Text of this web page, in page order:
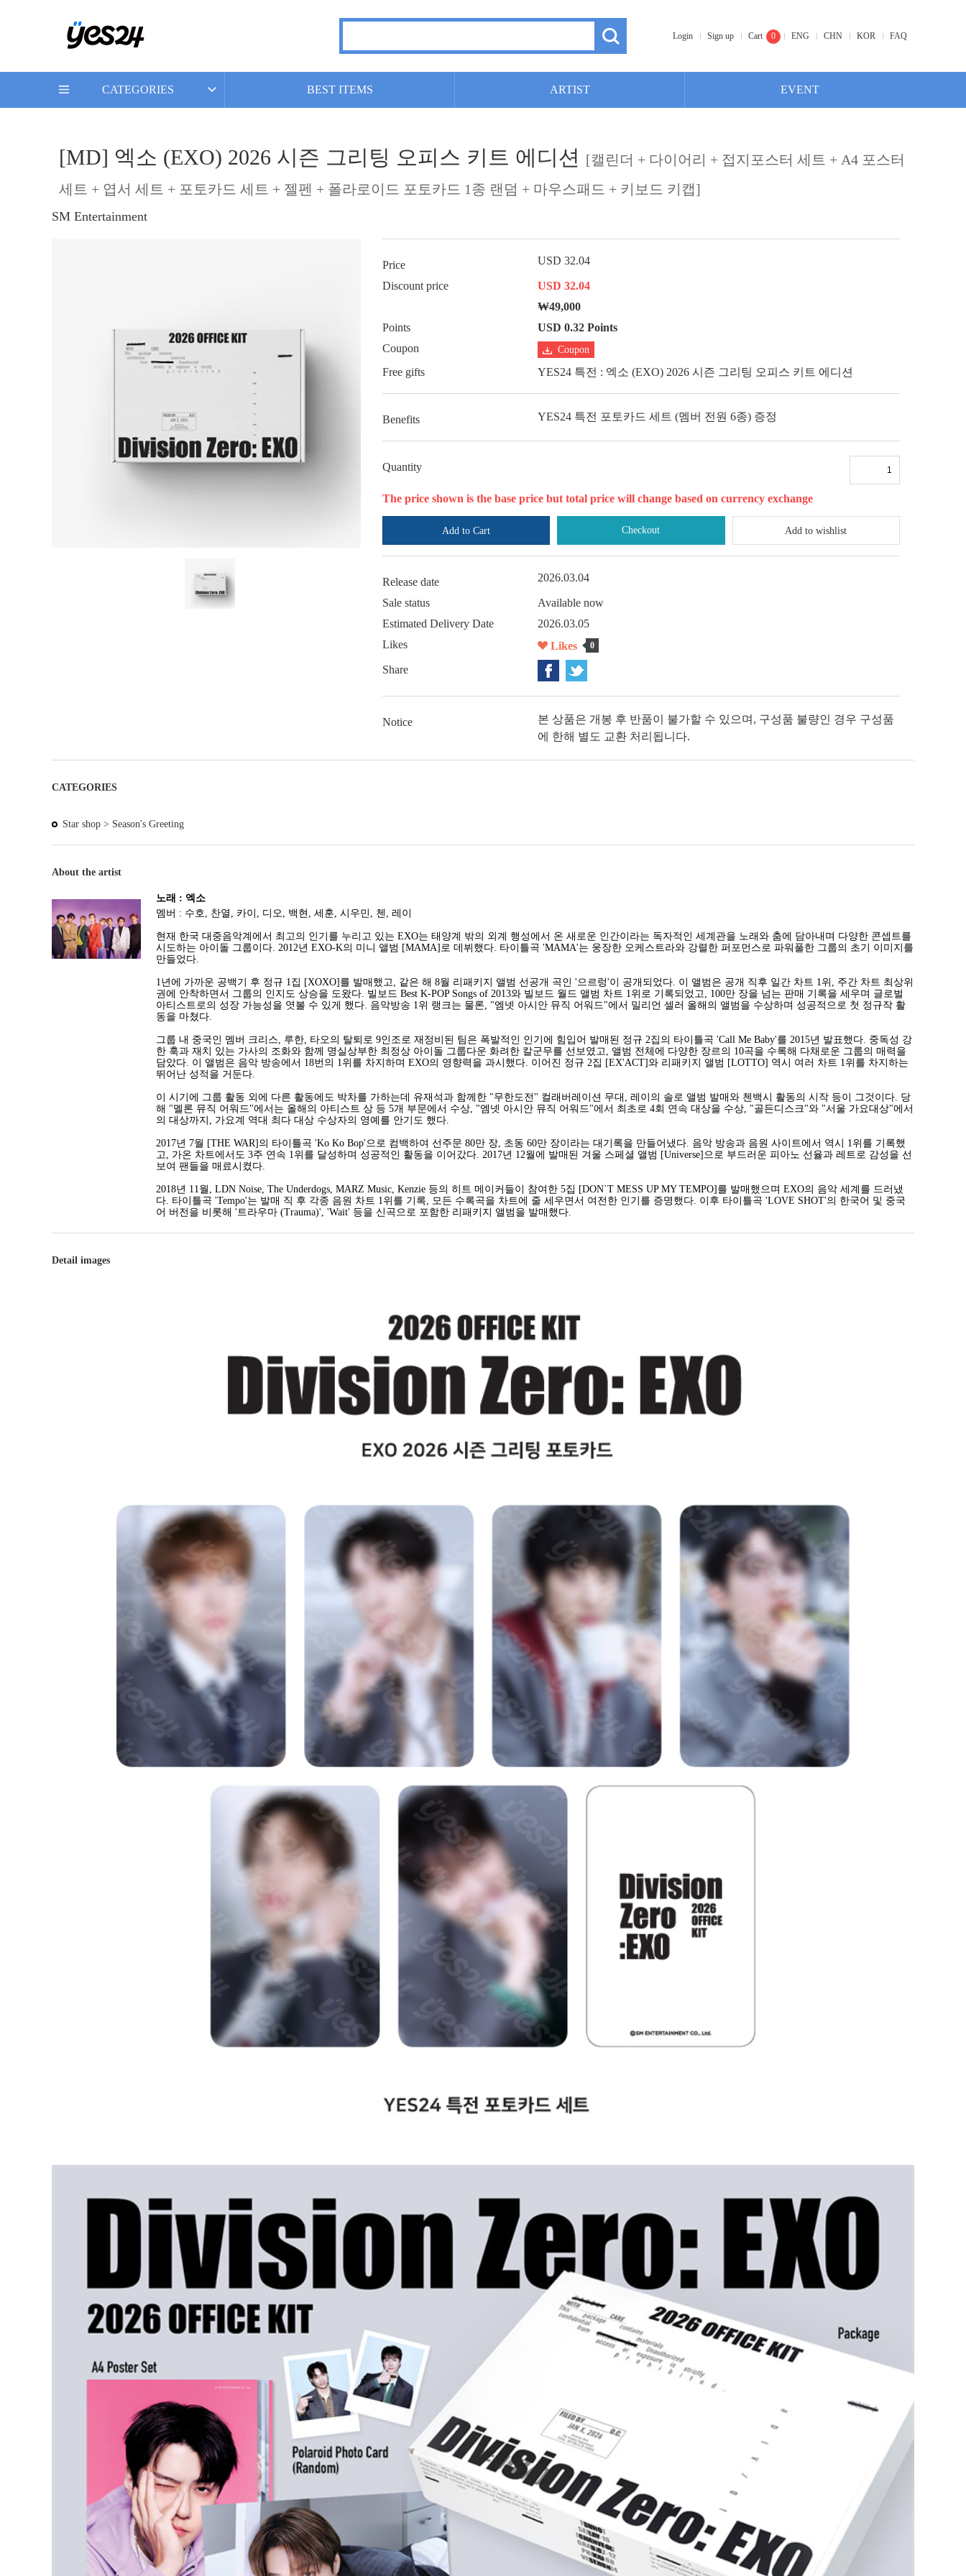
Login Sign up Cart 0 ENG CHN KOR FAQ
CATEGORIES BEST ITEMS ARTIST EVENT
[MD] 엑소 (EXO) 2026 시즌 그리팅 오피스 키트 에디션 [캘린더 + 다이어리 + 접지포스터 세트 + A4 포스터
세트 + 엽서 세트 + 포토카드 세트 + 젤펜 + 폴라로이드 포토카드 1종 랜덤 + 마우스패드 + 키보드 키캡]
SM Entertainment
Price USD 32.04
Discount price
USD 32.04
₩49,000
Points
USD 0.32 Points
Coupon
Coupon
Free gifts YES24 특전 : 엑소 (EXO) 2026 시즌 그리팅 오피스 키트 에디션
Benefits YES24 특전 포토카드 세트 (멤버 전원 6종) 증정
Quantity
The price shown is the base price but total price will change based on currency exchange
Add to Cart Checkout Add to wishlist
Release date 2026.03.04
Sale status
Available now
Estimated Delivery Date
2026.03.05
Likes
Likes 0
Share
Notice
본 상품은 개봉 후 반품이 불가할 수 있으며, 구성품 불량인 경우 구성품
에 한해 별도 교환 처리됩니다.
CATEGORIES
Star shop > Season's Greeting
About the artist
노래 : 엑소
멤버 : 수호, 찬열, 카이, 디오, 백현, 세훈, 시우민, 첸, 레이
현재 한국 대중음악계에서 최고의 인기를 누리고 있는 EXO는 태양계 밖의 외계 행성에서 온 새로운 인간이라는 독자적인 세계관을 노래와 춤에 담아내며 다양한 콘셉트를
시도하는 아이돌 그룹이다. 2012년 EXO-K의 미니 앨범 [MAMA]로 데뷔했다. 타이틀곡 'MAMA'는 웅장한 오케스트라와 강렬한 퍼포먼스로 파워풀한 그룹의 초기 이미지를
만들었다.
1년에 가까운 공백기 후 정규 1집 [XOXO]를 발매했고, 같은 해 8월 리패키지 앨범 선공개 곡인 '으르렁'이 공개되었다. 이 앨범은 공개 직후 일간 차트 1위, 주간 차트 최상위
권에 안착하면서 그룹의 인지도 상승을 도왔다. 빌보드 Best K-POP Songs of 2013와 빌보드 월드 앨범 차트 1위로 기록되었고, 100만 장을 넘는 판매 기록을 세우며 글로벌
아티스트로의 성장 가능성을 엿볼 수 있게 했다. 음악방송 1위 랭크는 물론, "엠넷 아시안 뮤직 어워드"에서 밀리언 셀러 올해의 앨범을 수상하며 성공적으로 첫 정규작 활
동을 마쳤다.
그룹 내 중국인 멤버 크리스, 루한, 타오의 탈퇴로 9인조로 재정비된 팀은 폭발적인 인기에 힘입어 발매된 정규 2집의 타이틀곡 'Call Me Baby'를 2015년 발표했다. 중독성 강
한 훅과 재치 있는 가사의 조화와 함께 명실상부한 최정상 아이돌 그룹다운 화려한 칼군무를 선보였고, 앨범 전체에 다양한 장르의 10곡을 수록해 다채로운 그룹의 매력을
담았다. 이 앨범은 음악 방송에서 18번의 1위를 차지하며 EXO의 영향력을 과시했다. 이어진 정규 2집 [EX'ACT]와 리패키지 앨범 [LOTTO] 역시 여러 차트 1위를 차지하는
뛰어난 성적을 거둔다.
이 시기에 그룹 활동 외에 다른 활동에도 박차를 가하는데 유재석과 함께한 "무한도전" 컬래버레이션 무대, 레이의 솔로 앨범 발매와 첸백시 활동의 시작 등이 그것이다. 당
해 "멜론 뮤직 어워드"에서는 올해의 아티스트 상 등 5개 부문에서 수상, "엠넷 아시안 뮤직 어워드"에서 최초로 4회 연속 대상을 수상, "골든디스크"와 "서울 가요대상"에서
의 대상까지, 가요계 역대 최다 대상 수상자의 영예를 안기도 했다.
2017년 7월 [THE WAR]의 타이틀곡 'Ko Ko Bop'으로 컴백하여 선주문 80만 장, 초동 60만 장이라는 대기록을 만들어냈다. 음악 방송과 음원 사이트에서 역시 1위를 기록했
고, 가온 차트에서도 3주 연속 1위를 달성하며 성공적인 활동을 이어갔다. 2017년 12월에 발매된 겨울 스페셜 앨범 [Universe]으로 부드러운 피아노 선율과 레트로 감성을 선
보여 팬들을 매료시켰다.
2018년 11월, LDN Noise, The Underdogs, MARZ Music, Kenzie 등의 히트 메이커들이 참여한 5집 [DON`T MESS UP MY TEMPO]를 발매했으며 EXO의 음악 세계를 드러냈
다. 타이틀곡 'Tempo'는 발매 직 후 각종 음원 차트 1위를 기록, 모든 수록곡을 차트에 줄 세우면서 여전한 인기를 증명했다. 이후 타이틀곡 'LOVE SHOT'의 한국어 및 중국
어 버전을 비롯해 '트라우마 (Trauma)', 'Wait' 등을 신곡으로 포함한 리패키지 앨범을 발매했다.
Detail images